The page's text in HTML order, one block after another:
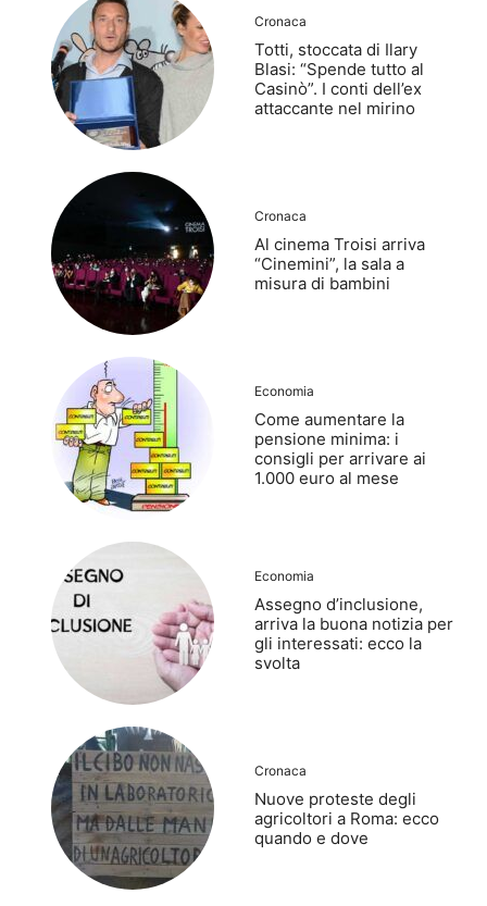
Cronaca
Totti, stoccata di Ilary
Blasi: “Spende tutto al
Casinò”. I conti dell’ex
attaccante nel mirino
Cronaca
Al cinema Troisi arriva
“Cinemini”, la sala a
misura di bambini
Economia
Come aumentare la
pensione minima: i
consigli per arrivare ai
1.000 euro al mese
Economia
Assegno d’inclusione,
arriva la buona notizia per
gli interessati: ecco la
svolta
Cronaca
Nuove proteste degli
agricoltori a Roma: ecco
quando e dove